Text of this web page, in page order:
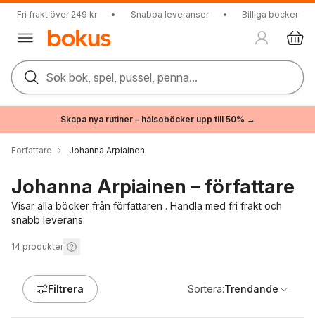
Fri frakt över 249 kr • Snabba leveranser • Billiga böcker
Sök bok, spel, pussel, penna...
Skapa nya rutiner – hälsoböcker upp till 50% →
Författare Johanna Arpiainen
Johanna Arpiainen – författare
Visar alla böcker från författaren . Handla med fri frakt och
snabb leverans.
14 produkter
Filtrera Sortera:Trendande